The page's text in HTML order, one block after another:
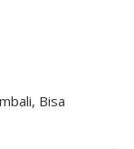
Bisa